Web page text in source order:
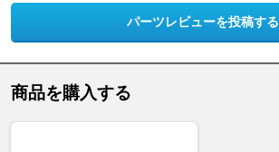
パーツレビューを投稿する
商品を購入する